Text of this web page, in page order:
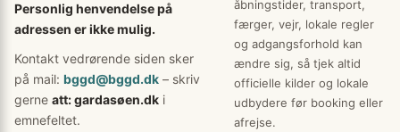
Personlig henvendelse på
adressen er ikke mulig.
Kontakt vedrørende siden sker
på mail: bggd@bggd.dk – skriv
gerne att: gardasøen.dk i
emnefeltet.
åbningstider, transport,
færger, vejr, lokale regler
og adgangsforhold kan
ændre sig, så tjek altid
officielle kilder og lokale
udbydere før booking eller
afrejse.